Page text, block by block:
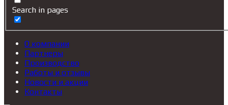
Search in pages
О компании
Партнеры
Производство
Работы и отзывы
Новости и акции
Контакты